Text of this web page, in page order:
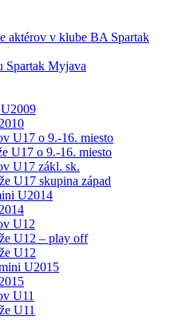
aktérov v klube BA Spartak
Spartak Myjava
U17 o 9.-16. miesto
U17 o 9.-16. miesto
U17 zákl. sk.
U17 skupina západ
U2014
U12
U12 – play off
U12
U2015
U11
U11